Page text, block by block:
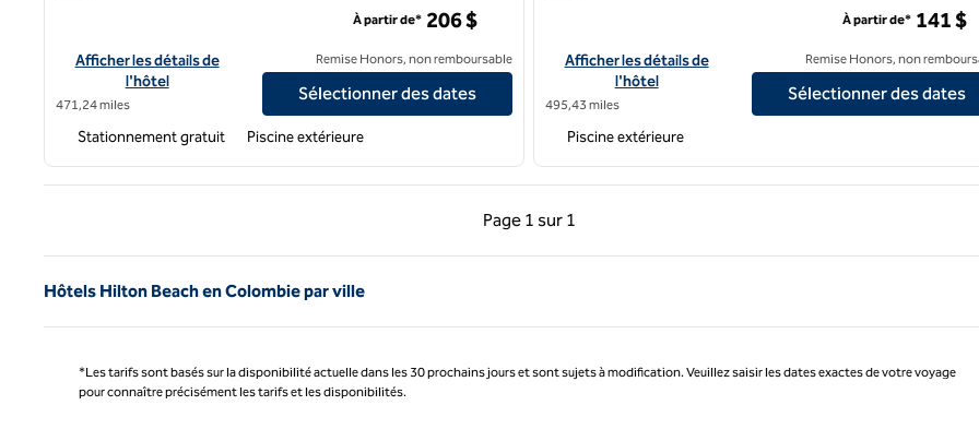
Afficher les détails de l'hôtel Hilton Cartagena
Afficher les détails de
l'hôtel
471,24 miles
À partir de* 206 $
Remise Honors, non remboursable
Sélectionner des dates
Stationnement gratuit Piscine extérieure
Afficher les détails de l'hôtel Hilton Santa Marta
Afficher les détails de
l'hôtel
495,43 miles
À partir de* 141 $
Remise Honors, non
Sélectionner des dates
Piscine extérieure
Page 1 sur 1
Page précédente, 1 sur 1
Page 1 sur 1
Hôtels Hilton Beach en Colombie par ville
*Les tarifs sont basés sur la disponibilité actuelle dans les 30 prochains jours et sont sujets à modification. Veuillez saisir les dates exactes de votre voyage
pour connaître précisément les tarifs et les disponibilités.